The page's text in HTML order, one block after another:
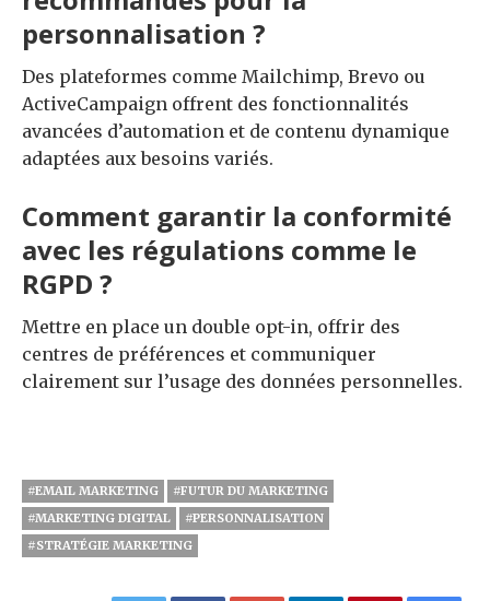
personnalisation ?
Des plateformes comme Mailchimp, Brevo ou
ActiveCampaign offrent des fonctionnalités
avancées d’automation et de contenu dynamique
adaptées aux besoins variés.
Comment garantir la conformité
avec les régulations comme le
RGPD ?
Mettre en place un double opt-in, offrir des
centres de préférences et communiquer
clairement sur l’usage des données personnelles.
#EMAIL MARKETING
#FUTUR DU MARKETING
#MARKETING DIGITAL
#PERSONNALISATION
#STRATÉGIE MARKETING